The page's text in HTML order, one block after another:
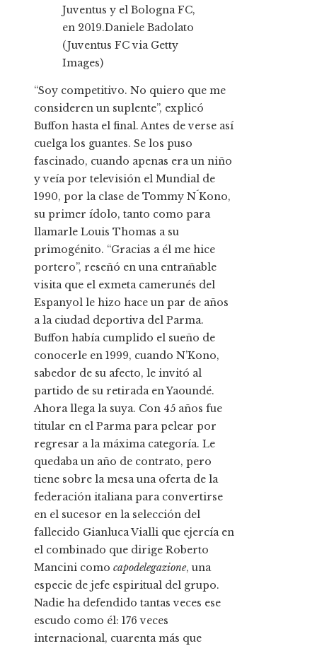
Juventus y el Bologna FC,
en 2019.Daniele Badolato
(Juventus FC via Getty
Images)
“Soy competitivo. No quiero que me
consideren un suplente”, explicó
Buffon hasta el final. Antes de verse así
cuelga los guantes. Se los puso
fascinado, cuando apenas era un niño
y veía por televisión el Mundial de
1990, por la clase de Tommy N´Kono,
su primer ídolo, tanto como para
llamarle Louis Thomas a su
primogénito. “Gracias a él me hice
portero”, reseñó en una entrañable
visita que el exmeta camerunés del
Espanyol le hizo hace un par de años
a la ciudad deportiva del Parma.
Buffon había cumplido el sueño de
conocerle en 1999, cuando N’Kono,
sabedor de su afecto, le invitó al
partido de su retirada en Yaoundé.
Ahora llega la suya. Con 45 años fue
titular en el Parma para pelear por
regresar a la máxima categoría. Le
quedaba un año de contrato, pero
tiene sobre la mesa una oferta de la
federación italiana para convertirse
en el sucesor en la selección del
fallecido Gianluca Vialli que ejercía en
el combinado que dirige Roberto
Mancini como capodelegazione, una
especie de jefe espiritual del grupo.
Nadie ha defendido tantas veces ese
escudo como él: 176 veces
internacional, cuarenta más que